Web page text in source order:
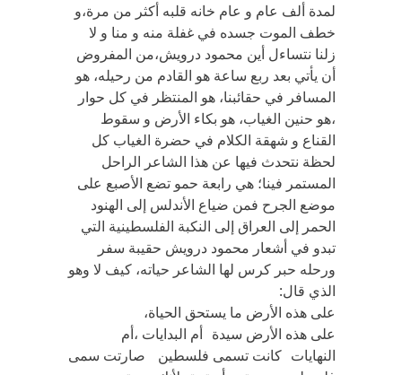
لمدة ألف عام و عام خانه قلبه أكثر من مرة،و
خطف الموت جسده في غفلة منه و منا و لا
زلنا نتساءل أين محمود درويش،من المفروض
أن يأتي بعد ربع ساعة هو القادم من رحيله، هو
المسافر في حقائبنا، هو المنتظر في كل حوار
،هو حنين الغياب، هو بكاء الأرض و سقوط
القناع و شهقة الكلام في حضرة الغياب كل
لحظة نتحدث فيها عن هذا الشاعر الراحل
المستمر فينا؛ هي رابعة حمو تضع الأصبع على
موضع الجرح فمن ضياع الأندلس إلى الهنود
الحمر إلى العراق إلى النكبة الفلسطينية التي
تبدو في أشعار محمود درويش حقيبة سفر
ورحله حبر كرس لها الشاعر حياته، كيف لا وهو
الذي قال:
على هذه الأرض ما يستحق الحياة،
على هذه الأرض سيدة أم البدايات ،أم
النهايات كانت تسمى فلسطين صارتت سمى